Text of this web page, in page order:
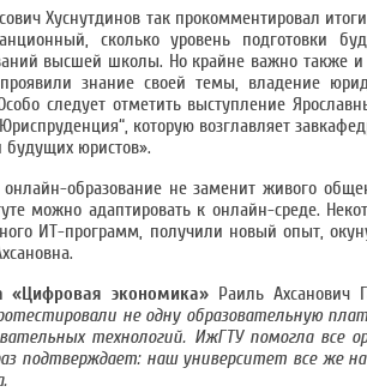
Хуснутдинов так прокомментировал
сколько уровень подготовки
высшей школы. Но крайне важно также и
знание своей темы, владение
следует отметить выступление
которую возглавляет
будущих юристов».
образование не заменит живого
можно адаптировать к онлайн-среде.
ИТ-программ, получили новый опыт,
«Цифровая экономика» Раиль Ахсанович
не одну образовательную
технологий. ИжГТУ помогла все
подтверждает:наш университет все же